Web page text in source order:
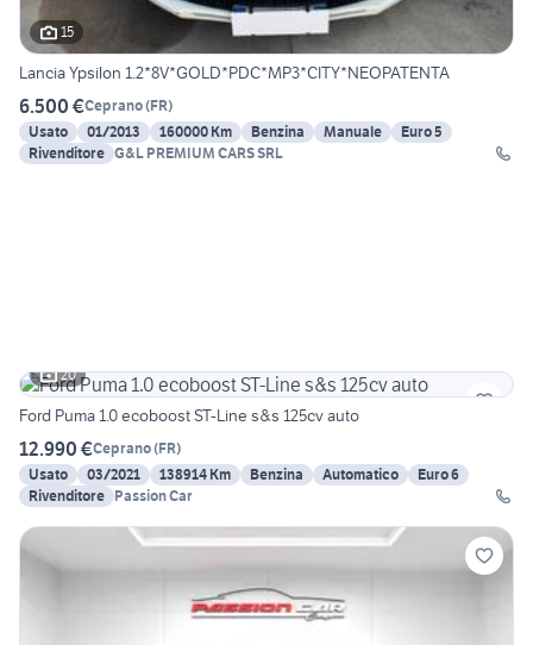
15
Lancia Ypsilon 1.2*8V*GOLD*PDC*MP3*CITY*NEOPATENTA
6.500 €Ceprano(FR)
Usato
01/2013 160000 Km Benzina Manuale
Euro 5
Rivenditore G&L PREMIUM CARS SRL
20
Ford Puma 1.0 ecoboost ST-Line s&s 125cv auto
12.990 €Ceprano(FR)
Usato
03/2021 138914 Km Benzina Automatico
Euro 6
Rivenditore Passion Car